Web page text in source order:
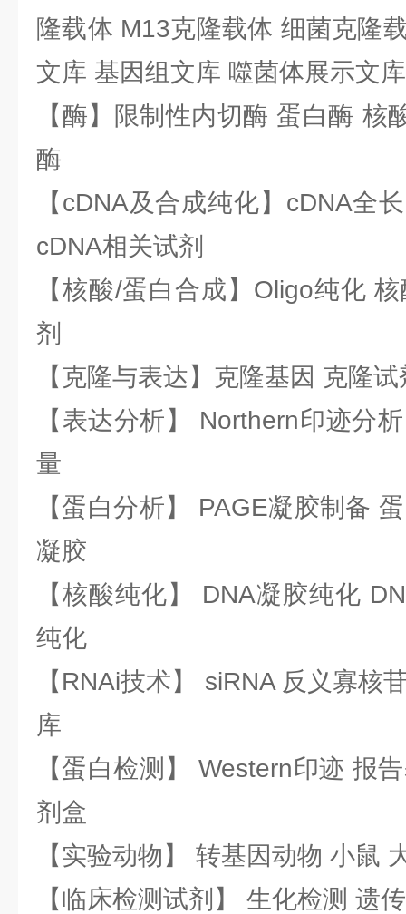
隆载体 M13克隆载体 细菌克隆
文库 基因组文库 噬菌体展示文库
【酶】限制性内切酶 蛋白酶 核
酶
【cDNA及合成纯化】cDNA全
cDNA相关试剂
【核酸/蛋白合成】Oligo纯化
剂
【克隆与表达】克隆基因 克隆
【表达分析】 Northern印迹分
量
【蛋白分析】 PAGE凝胶制备
凝胶
【核酸纯化】 DNA凝胶纯化
纯化
【RNAi技术】 siRNA 反义寡核
库
【蛋白检测】 Western印迹 报
剂盒
【实验动物】 转基因动物 小鼠
【临床检测试剂】 生化检测 遗